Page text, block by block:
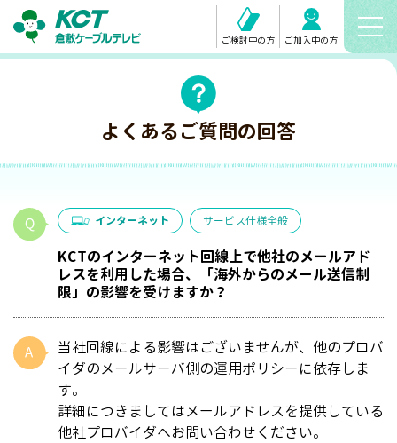
ご検討中の方 ご加入中の方
よくあるご質問の回答
インターネット サービス仕様全般
KCTのインターネット回線上で他社のメールアド
レスを利用した場合、「海外からのメール送信制
限」の影響を受けますか？
当社回線による影響はございませんが、他のプロバ
イダのメールサーバ側の運用ポリシーに依存しま
す。
詳細につきましてはメールアドレスを提供している
他社プロバイダへお問い合わせください。